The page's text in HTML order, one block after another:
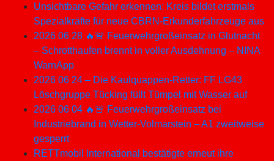
Unsichtbare Gefahr erkennen: Kreis bildet erstmals
Spezialkräfte für neue CBRN-Erkunderfahrzeuge aus
2026 06 28 🔥🚨 Feuerwehrgroßeinsatz in Glutnacht
– Schrotthaufen brennt in voller Ausdehnung – NINA
WarnApp
2026 06 24 – Die Kaulquappen-Retter: FF LG43
Löschgruppe Tücking füllt Tümpel mit Wasser auf
2026 06 04 🔥🚨 Feuerwehrgroßeinsatz bei
Industriebrand in Wetter-Volmarstein – A1 zweitweise
gesperrt
RETTmobil International bestätigte erneut ihre